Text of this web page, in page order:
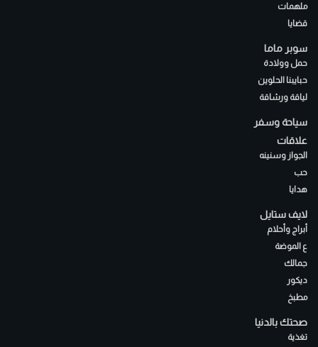
ملهمات
قضايا
سوبر ماما
حمل وولادة
حبايبنا الحلوين
لياقة ورشاقة
سياحة وسفر
علاقات
الجواز وسنينه
حب
هدايا
لايف ستايل
أبراج وأحلام
ع الموضة
جمالك
ديكور
مطبخ
صحتك بالدنيا
تغذية